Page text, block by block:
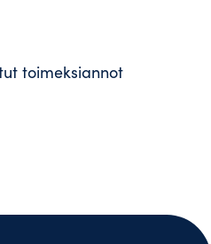
toimeksiannot